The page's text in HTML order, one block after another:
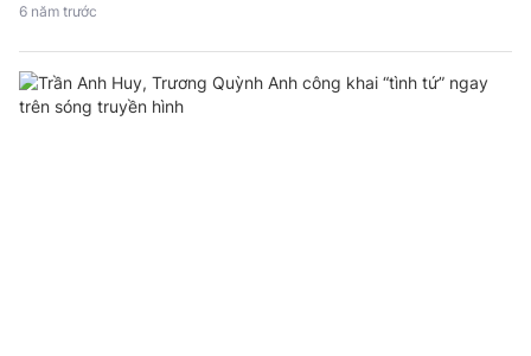
6 năm trước